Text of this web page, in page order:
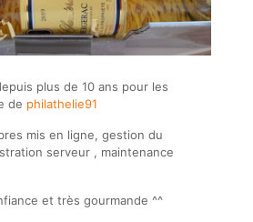
plus de 10 ans pour les
de philathelie91
mis en ligne, gestion du
serveur , maintenance
et très gourmande ^^